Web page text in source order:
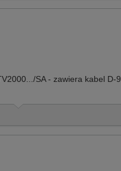
SA - zawiera kabel D-9